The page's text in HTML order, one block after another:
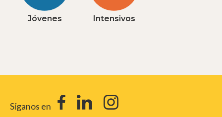
Jóvenes Intensivos
Síganos en